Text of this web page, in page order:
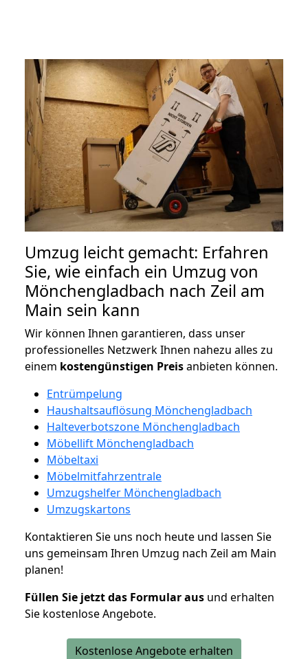
Umzug leicht gemacht: Erfahren
Sie, wie einfach ein Umzug von
Mönchengladbach nach Zeil am
Main sein kann
Wir können Ihnen garantieren, dass unser
professionelles Netzwerk Ihnen nahezu alles zu
einem kostengünstigen Preisanbieten können.
Entrümpelung
Haushaltsauflösung Mönchengladbach
Halteverbotszone Mönchengladbach
Möbellift Mönchengladbach
Möbeltaxi
Möbelmitfahrzentrale
Umzugshelfer Mönchengladbach
Umzugskartons
Kontaktieren Sie uns noch heute und lassen Sie
uns gemeinsam Ihren Umzug nach Zeil am Main
planen!
Füllen Sie jetzt das Formular aus und erhalten
Sie kostenlose Angebote.
Kostenlose Angebote erhalten